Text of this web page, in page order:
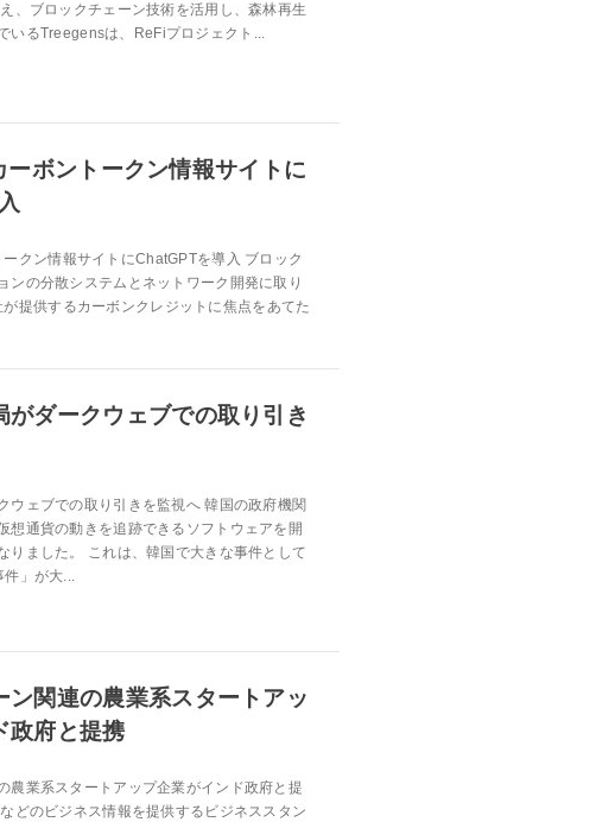
、ブロックチェーン技術を活用し、森林再生
いるTreegensは、ReFiプロジェクト...
ボントークン情報サイトに
クン情報サイトにChatGPTを導入 ブロック
ンの分散システムとネットワーク開発に取り
提供するカーボンクレジットに焦点をあてた
がダークウェブでの取り引き
ウェブでの取り引きを監視へ 韓国の政府機関
想通貨の動きを追跡できるソフトウェアを開
りました。 これは、韓国で大きな事件として
」が大...
ン関連の農業系スタートアッ
政府と提携
農業系スタートアップ企業がインド政府と提
どのビジネス情報を提供するビジネススタン